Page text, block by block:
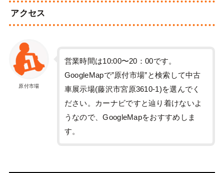
アクセス
原付市場
営業時間は10:00〜20：00です。
GoogleMapで”原付市場”と検索して中古
車展示場(藤沢市宮原3610-1)を選んでく
ださい。カーナビですと辿り着けないよ
うなので、GoogleMapをおすすめしま
す。